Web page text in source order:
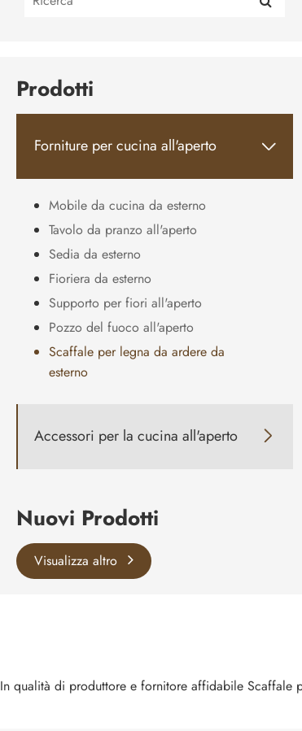
Prodotti
Forniture per cucina all'aperto 
Mobile da cucina da esterno
Tavolo da pranzo all'aperto
Sedia da esterno
Fioriera da esterno
Supporto per fiori all'aperto
Pozzo del fuoco all'aperto
Scaffale per legna da ardere da
esterno
Accessori per la cucina all'aperto 
Nuovi Prodotti
Visualizza altro
In qualità di produttore e fornitore affidabile Scaffale